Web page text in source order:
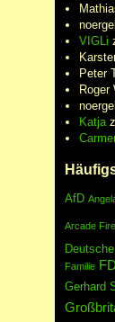
VIGLi
Peter
Roger
Katja
AfD
Arcade Fire
Familie
Gerhard